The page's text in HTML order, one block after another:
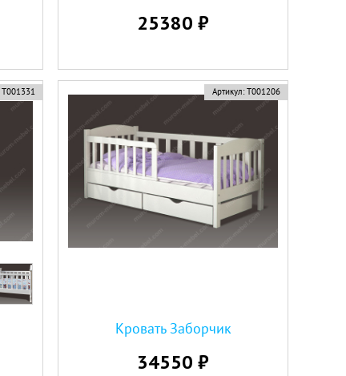
25380 ₽
Т001331 Артикул: Т001206
Кровать Заборчик
34550 ₽